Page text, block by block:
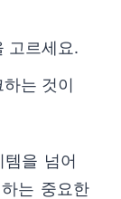
고르세요.
는 것이
을 넘어
는 중요한